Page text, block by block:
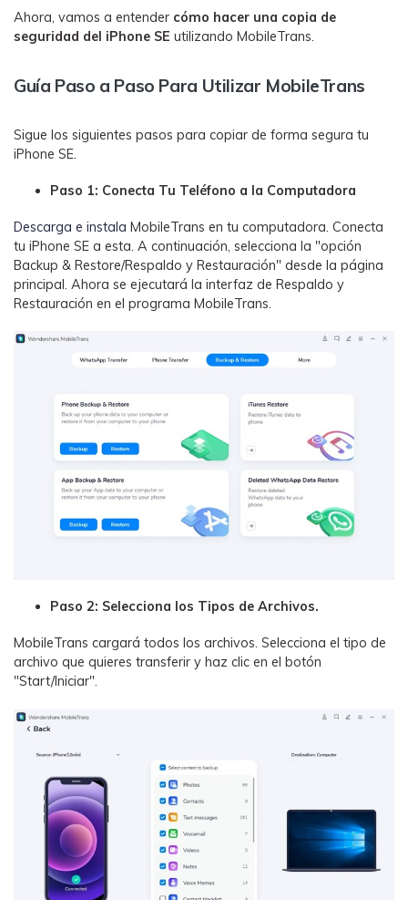
󠀰Ahora, vamos a entender cómo hacer una copia de
seguridad del iPhone SE utilizando MobileTrans.󠀲󠀡󠀠󠀥󠀩󠀧󠀡󠀩󠀢󠀳
Guía Paso a Paso Para Utilizar MobileTrans
Sigue los siguientes pasos para copiar de forma segura tu
iPhone SE.
Paso 1: Conecta Tu Teléfono a la Computadora
Descarga e instala MobileTrans en tu computadora. Conecta
tu iPhone SE a esta. A continuación, selecciona la "opción
Backup & Restore/Respaldo y Restauración" desde la página
principal. Ahora se ejecutará la interfaz de Respaldo y
Restauración en el programa MobileTrans.
Paso 2: Selecciona los Tipos de Archivos.
MobileTrans cargará todos los archivos. Selecciona el tipo de
archivo que quieres transferir y haz clic en el botón
"Start/Iniciar".